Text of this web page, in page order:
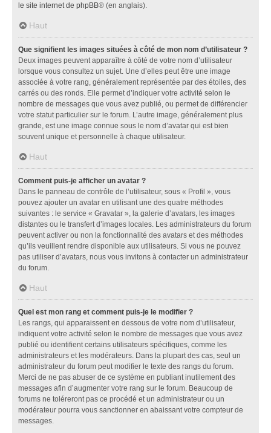
le site internet de phpBB® (en anglais).
Haut
Que signifient les images situées à côté de mon nom d’utilisateur ?
Deux images peuvent apparaître à côté de votre nom d’utilisateur
lorsque vous consultez un sujet. Une d’elles peut être une image
associée à votre rang, généralement représentée par des étoiles, des
carrés ou des ronds. Elle permet d’indiquer votre activité selon le
nombre de messages que vous avez publié, ou permet de différencier
votre statut particulier sur le forum. L’autre image, généralement plus
grande, est une image connue sous le nom d’avatar qui est bien
souvent unique et personnelle à chaque utilisateur.
Haut
Comment puis-je afficher un avatar ?
Dans le panneau de contrôle de l’utilisateur, sous « Profil », vous
pouvez ajouter un avatar en utilisant une des quatre méthodes
suivantes : le service « Gravatar », la galerie d’avatars, les images
distantes ou le transfert d’images locales. Les administrateurs du forum
peuvent activer ou non la fonctionnalité des avatars et des méthodes
qu’ils veuillent rendre disponible aux utilisateurs. Si vous ne pouvez
pas utiliser d’avatars, nous vous invitons à contacter un administrateur
du forum.
Haut
Quel est mon rang et comment puis-je le modifier ?
Les rangs, qui apparaissent en dessous de votre nom d’utilisateur,
indiquent votre activité selon le nombre de messages que vous avez
publié ou identifient certains utilisateurs spécifiques, comme les
administrateurs et les modérateurs. Dans la plupart des cas, seul un
administrateur du forum peut modifier le texte des rangs du forum.
Merci de ne pas abuser de ce système en publiant inutilement des
messages afin d’augmenter votre rang sur le forum. Beaucoup de
forums ne toléreront pas ce procédé et un administrateur ou un
modérateur pourra vous sanctionner en abaissant votre compteur de
messages.